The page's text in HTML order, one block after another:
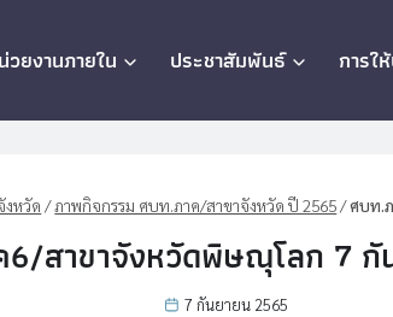
วยงานภายใน ประชาสัมพันธ์ การใ
งหวัด /ภาพกิจกรรม ศบท.ภาค/สาขาจังหวัด ปี 2565/ศบท.
สาขาจังหวัดพิษณุโลก 7 กั
7 กันยายน 2565